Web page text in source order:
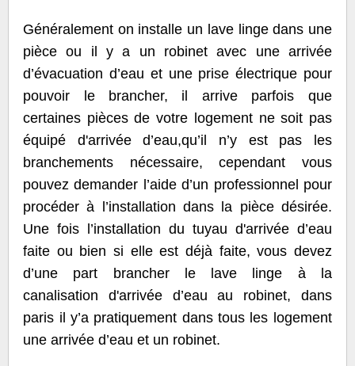
Généralement on installe un lave linge dans une
pièce ou il y a un robinet avec une arrivée
d’évacuation d’eau et une prise électrique pour
pouvoir le brancher, il arrive parfois que
certaines pièces de votre logement ne soit pas
équipé d'arrivée d’eau,qu’il n’y est pas les
branchements nécessaire, cependant vous
pouvez demander l’aide d’un professionnel pour
procéder à l’installation dans la pièce désirée.
Une fois l’installation du tuyau d'arrivée d’eau
faite ou bien si elle est déjà faite, vous devez
d’une part brancher le lave linge à la
canalisation d'arrivée d’eau au robinet, dans
paris il y’a pratiquement dans tous les logement
une arrivée d’eau et un robinet.